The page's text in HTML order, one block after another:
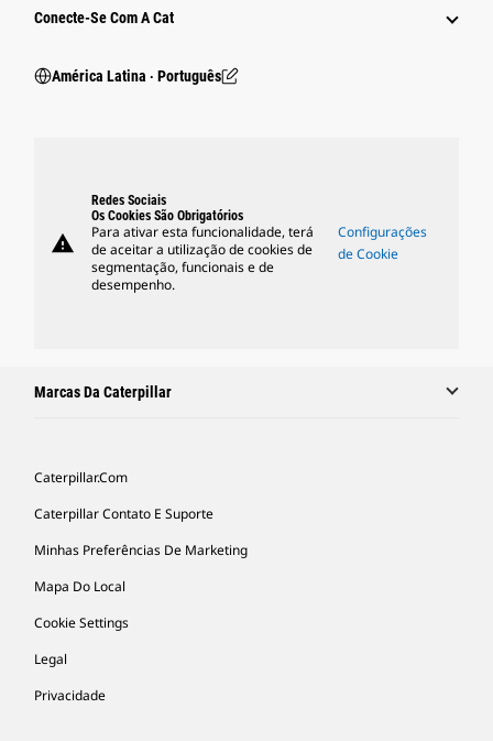
Conecte-Se Com A Cat
América Latina ‧ Português
warning
Redes Sociais
Os Cookies São Obrigatórios
Para ativar esta funcionalidade, terá
de aceitar a utilização de cookies de
segmentação, funcionais e de
desempenho.
Configurações
de Cookie
Marcas Da Caterpillar
Caterpillar.com
Caterpillar Contato E Suporte
Minhas Preferências De Marketing
Mapa Do Local
Cookie Settings
Legal
Privacidade